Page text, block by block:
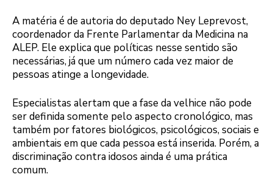
A matéria é de autoria do deputado Ney Leprevost,
coordenador da Frente Parlamentar da Medicina na
ALEP. Ele explica que políticas nesse sentido são
necessárias, já que um número cada vez maior de
pessoas atinge a longevidade.
Especialistas alertam que a fase da velhice não pode
ser definida somente pelo aspecto cronológico, mas
também por fatores biológicos, psicológicos, sociais e
ambientais em que cada pessoa está inserida. Porém, a
discriminação contra idosos ainda é uma prática
comum.